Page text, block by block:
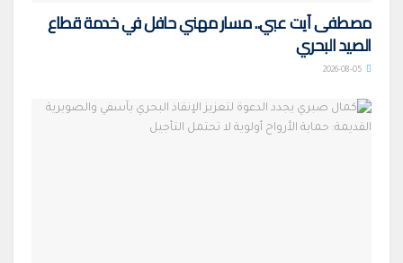
مصطفى آيت عبي.. مسار مهني حافل في خدمة قطاع
الصيد البحري